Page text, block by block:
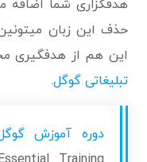
هدفگزاری شما اضافه
حذف این زبان
این هم از هدفگیری
تبلیغاتی گوگل.
دوره آموزش